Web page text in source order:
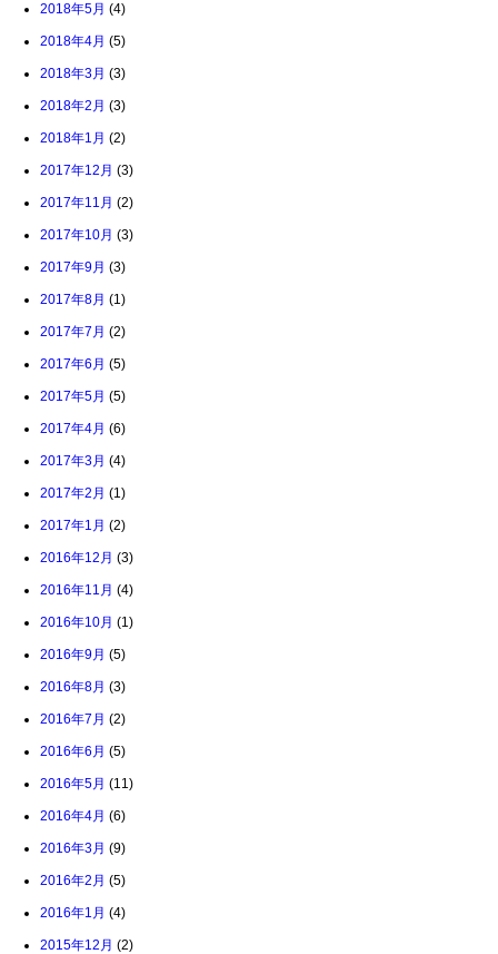
2018年5月 (4)
2018年4月 (5)
2018年3月 (3)
2018年2月 (3)
2018年1月 (2)
2017年12月 (3)
2017年11月 (2)
2017年10月 (3)
2017年9月 (3)
2017年8月 (1)
2017年7月 (2)
2017年6月 (5)
2017年5月 (5)
2017年4月 (6)
2017年3月 (4)
2017年2月 (1)
2017年1月 (2)
2016年12月 (3)
2016年11月 (4)
2016年10月 (1)
2016年9月 (5)
2016年8月 (3)
2016年7月 (2)
2016年6月 (5)
2016年5月 (11)
2016年4月 (6)
2016年3月 (9)
2016年2月 (5)
2016年1月 (4)
2015年12月 (2)